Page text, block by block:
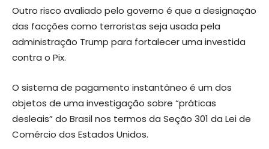
Outro risco avaliado pelo governo é que a designação
das facções como terroristas seja usada pela
administração Trump para fortalecer uma investida
contra o Pix.
O sistema de pagamento instantâneo é um dos
objetos de uma investigação sobre “práticas
desleais” do Brasil nos termos da Seção 301 da Lei de
Comércio dos Estados Unidos.